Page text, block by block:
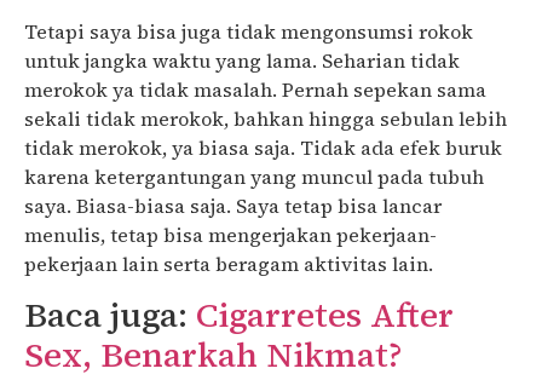
Tetapi saya bisa juga tidak mengonsumsi rokok
untuk jangka waktu yang lama. Seharian tidak
merokok ya tidak masalah. Pernah sepekan sama
sekali tidak merokok, bahkan hingga sebulan lebih
tidak merokok, ya biasa saja. Tidak ada efek buruk
karena ketergantungan yang muncul pada tubuh
saya. Biasa-biasa saja. Saya tetap bisa lancar
menulis, tetap bisa mengerjakan pekerjaan-
pekerjaan lain serta beragam aktivitas lain.
Baca juga: Cigarretes After
Sex, Benarkah Nikmat?